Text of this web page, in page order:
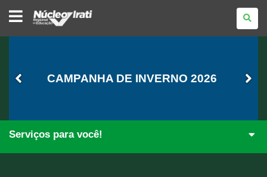
NÚCLEO
REGIONAL
EDUCAÇÃO
CAMPANHA DE INVERNO 2026
Serviços para você!